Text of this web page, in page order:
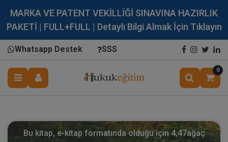
MARKA VE PATENT VEKİLLİĞİ SINAVINA HAZIRLIK
PAKETİ | FULL+FULL | Detaylı Bilgi Almak İçin Tıklayın
Whatsapp Destek SSS
0
Bu kitap, e-kitap formatında olduğu için 4,47ağaç